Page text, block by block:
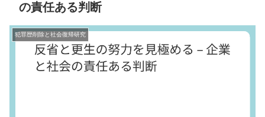
の責任ある判断
犯罪歴削除と社会復帰研究